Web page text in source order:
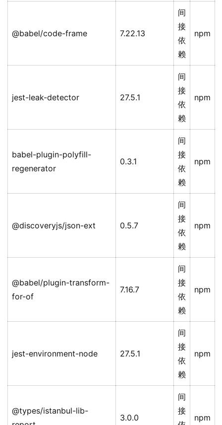
@babel/code-frame 7.22.13
间
接
依
赖
npm
jest-leak-detector 27.5.1
间
接
依
赖
npm
babel-plugin-polyfill-
regenerator
0.3.1
间
接
依
赖
npm
@discoveryjs/json-ext 0.5.7
间
接
依
赖
npm
@babel/plugin-transform-
for-of
7.16.7
间
接
依
赖
npm
jest-environment-node 27.5.1
间
接
依
赖
npm
@types/istanbul-lib-
3.0.0
间
接
npm